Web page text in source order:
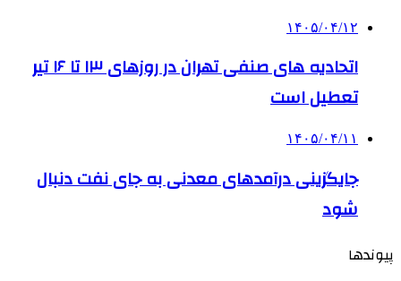
۱۴۰۵/۰۴/۱۲
اتحادیه های صنفی تهران در روزهای ۱۳ تا ۱۶ تیر
تعطیل است
۱۴۰۵/۰۴/۱۱
جایگزینی درآمدهای معدنی به جای نفت دنبال
شود
پیوندها